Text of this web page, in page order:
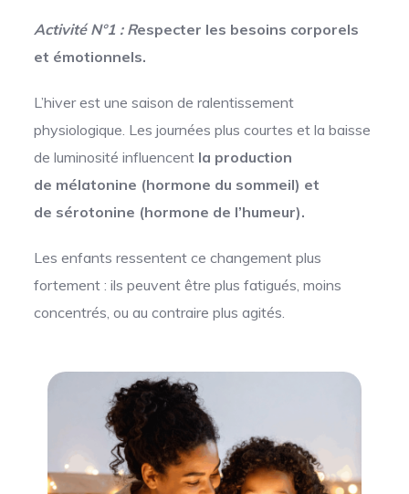
Activité N°1 : Respecter les besoins corporels
et émotionnels.
L’hiver est une saison de ralentissement
physiologique. Les journées plus courtes et la baisse
de luminosité influencent la production
de mélatonine (hormone du sommeil) et
de sérotonine (hormone de l’humeur).
Les enfants ressentent ce changement plus
fortement : ils peuvent être plus fatigués, moins
concentrés, ou au contraire plus agités.